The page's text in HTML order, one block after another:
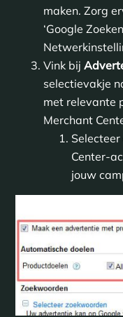
maken. Zorg
‘Google
Vink bij
selectievakje
met relevante
Merchant
Center-
jouw